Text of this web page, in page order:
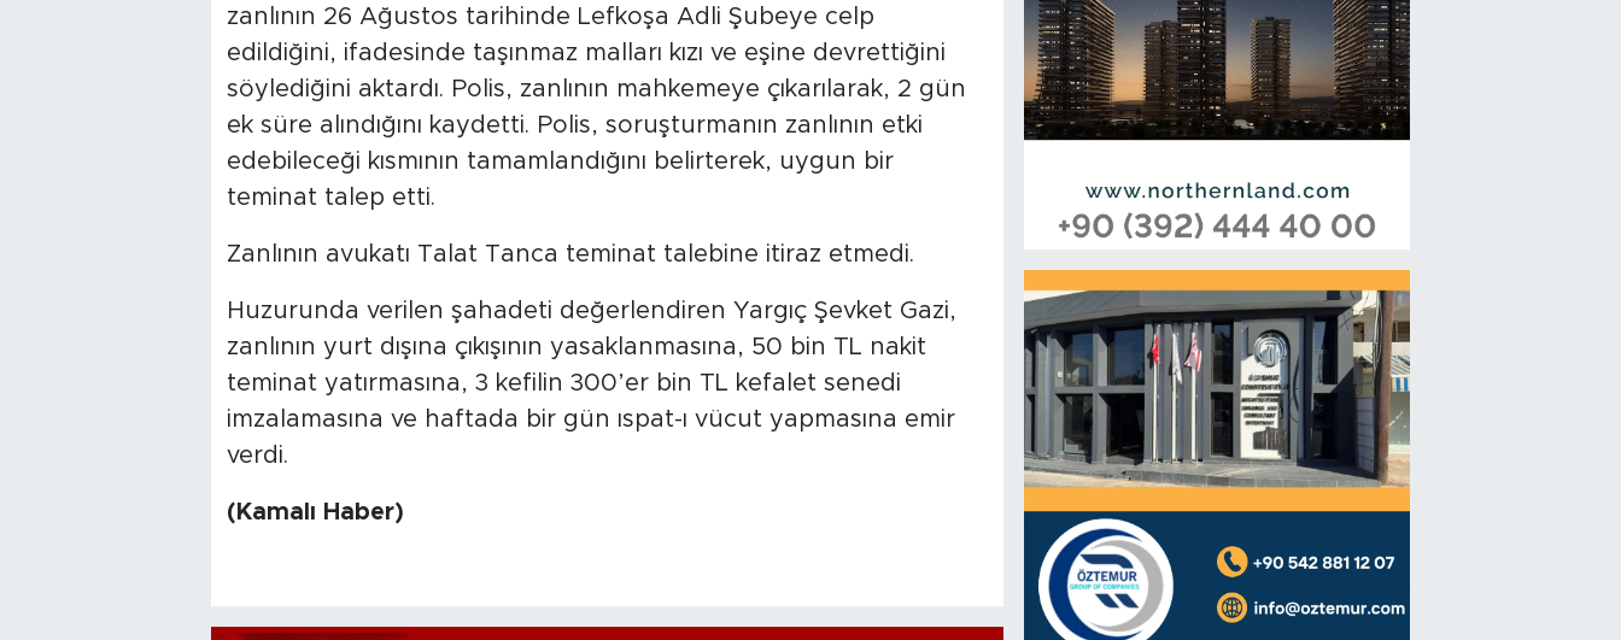
zanlının 26 Ağustos tarihinde Lefkoşa Adli Şubeye celp
edildiğini, ifadesinde taşınmaz malları kızı ve eşine devrettiğini
söylediğini aktardı. Polis, zanlının mahkemeye çıkarılarak, 2 gün
ek süre alındığını kaydetti. Polis, soruşturmanın zanlının etki
edebileceği kısmının tamamlandığını belirterek, uygun bir
teminat talep etti.
Zanlının avukatı Talat Tanca teminat talebine itiraz etmedi.
Huzurunda verilen şahadeti değerlendiren Yargıç Şevket Gazi,
zanlının yurt dışına çıkışının yasaklanmasına, 50 bin TL nakit
teminat yatırmasına, 3 kefilin 300’er bin TL kefalet senedi
imzalamasına ve haftada bir gün ıspat-ı vücut yapmasına emir
verdi.
(Kamalı Haber)